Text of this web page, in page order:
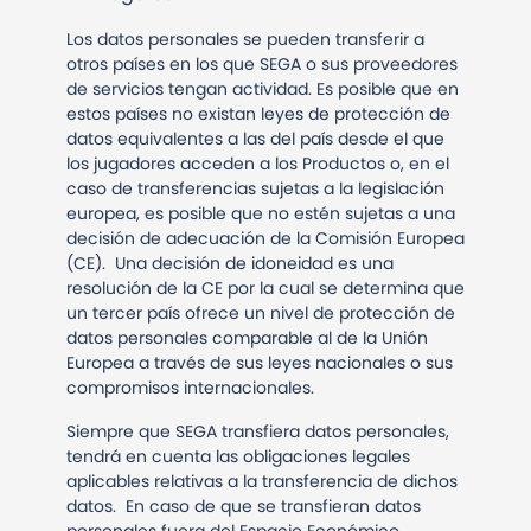
Los datos personales se pueden transferir a
otros países en los que SEGA o sus proveedores
de servicios tengan actividad. Es posible que en
estos países no existan leyes de protección de
datos equivalentes a las del país desde el que
los jugadores acceden a los Productos o, en el
caso de transferencias sujetas a la legislación
europea, es posible que no estén sujetas a una
decisión de adecuación de la Comisión Europea
(CE). Una decisión de idoneidad es una
resolución de la CE por la cual se determina que
un tercer país ofrece un nivel de protección de
datos personales comparable al de la Unión
Europea a través de sus leyes nacionales o sus
compromisos internacionales.
Siempre que SEGA transfiera datos personales,
tendrá en cuenta las obligaciones legales
aplicables relativas a la transferencia de dichos
datos. En caso de que se transfieran datos